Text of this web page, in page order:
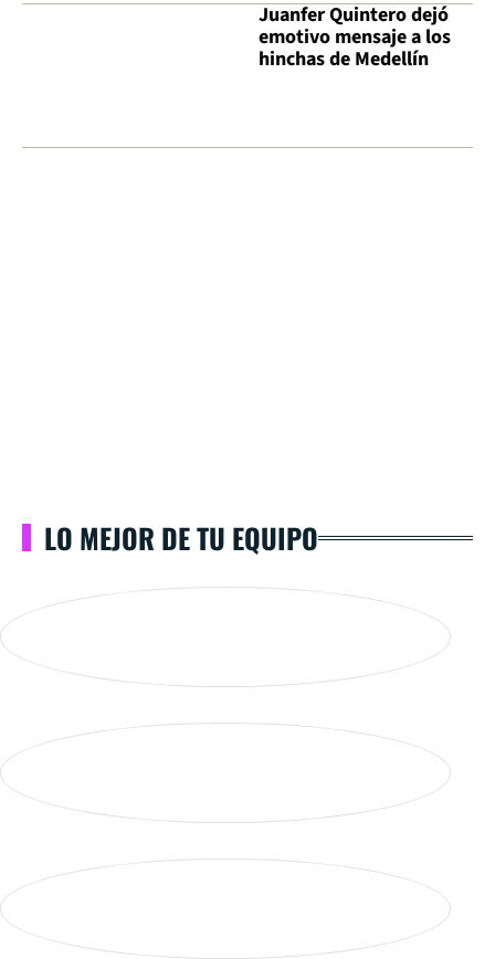
Juanfer Quintero dejó
emotivo mensaje a los
hinchas de Medellín
LO MEJOR DE TU EQUIPO